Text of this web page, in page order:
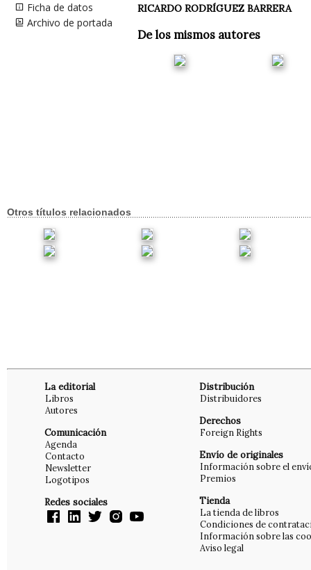
Ficha de datos
Archivo de portada
RICARDO RODRÍGUEZ BARRERA
De los mismos autores
Otros títulos relacionados
La editorial
Libros
Autores
Comunicación
Agenda
Contacto
Newsletter
Logotipos
Redes sociales
Distribución
Distribuidores
Derechos
Foreign Rights
Envío de originales
Información sobre el
Premios
Tienda
La tienda de libros
Condiciones de
Información sobre las
Aviso legal